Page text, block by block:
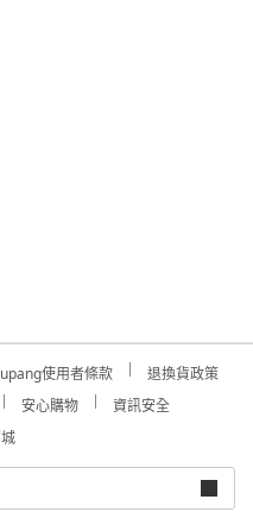
使用者條款
退換貨政策
安心購物
資訊安全